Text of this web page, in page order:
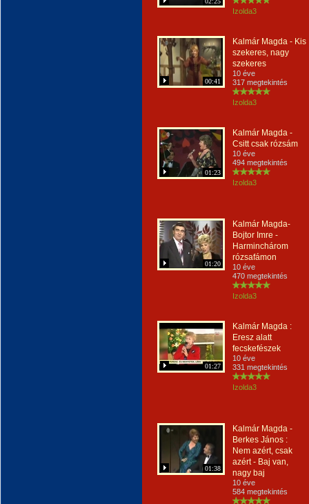
Izolda3
00:41
Kalmár Magda - Kis
szekeres, nagy
szekeres
10 éve
317 megtekintés
Izolda3
01:23
Kalmár Magda -
Csitt csak rózsám
10 éve
494 megtekintés
Izolda3
01:20
Kalmár Magda-
Bojtor Imre -
Harminchárom
rózsafámon
10 éve
470 megtekintés
Izolda3
01:27
Kalmár Magda :
Eresz alatt
fecskefészek
10 éve
331 megtekintés
Izolda3
01:38
Kalmár Magda -
Berkes János :
Nem azért, csak
azért - Baj van,
nagy baj
10 éve
584 megtekintés